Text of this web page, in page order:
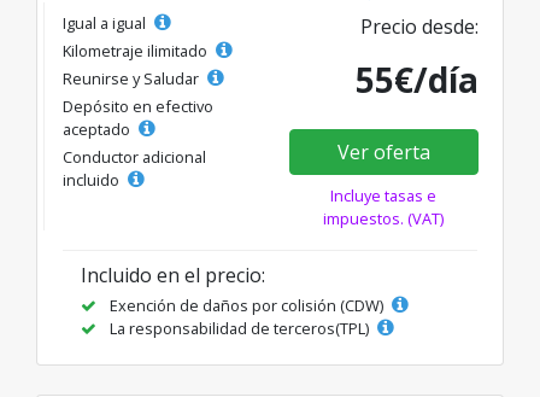
Igual a igual
Kilometraje ilimitado
Reunirse y Saludar
Depósito en efectivo
aceptado
Conductor adicional
incluido
Precio desde:
55€/día
Ver oferta
Incluye tasas e
impuestos. (VAT)
Incluido en el precio:
Exención de daños por colisión (CDW)
La responsabilidad de terceros(TPL)